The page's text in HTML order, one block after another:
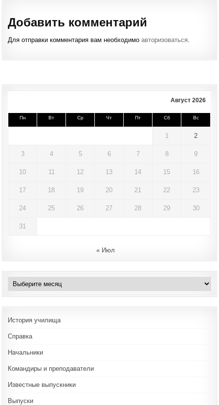
Добавить комментарий
Для отправки комментария вам необходимоавторизоваться.
Август 2026
Пн Вт Ср Чт Пт Сб Вс
1 2
3 4 5 6 7 8 9
10 11 12 13 14 15 16
17 18 19 20 21 22 23
24 25 26 27 28 29 30
31
« Июл
Архивы
История училища
Справка
Начальники
Командиры и преподаватели
Известные выпускники
Выпуски